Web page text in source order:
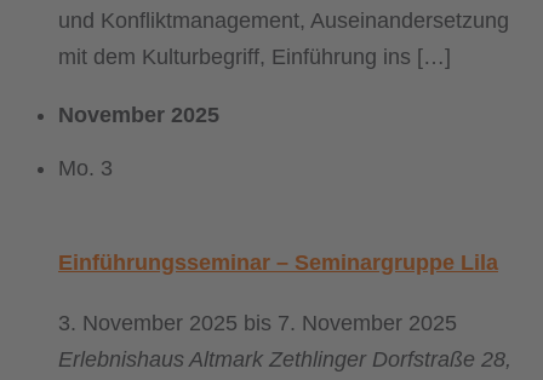
und Konfliktmanagement, Auseinandersetzung
mit dem Kulturbegriff, Einführung ins […]
November 2025
Mo. 3
Einführungsseminar – Seminargruppe Lila
3. November 2025 bis 7. November 2025
Erlebnishaus Altmark Zethlinger Dorfstraße 28,